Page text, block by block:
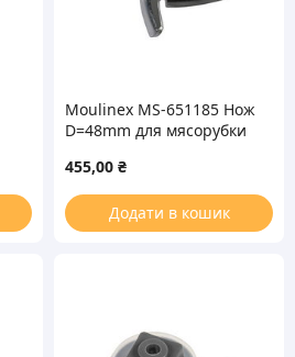
Moulinex MS-651185 Нож
D=48mm для мясорубки
455,00 ₴
Додати в кошик